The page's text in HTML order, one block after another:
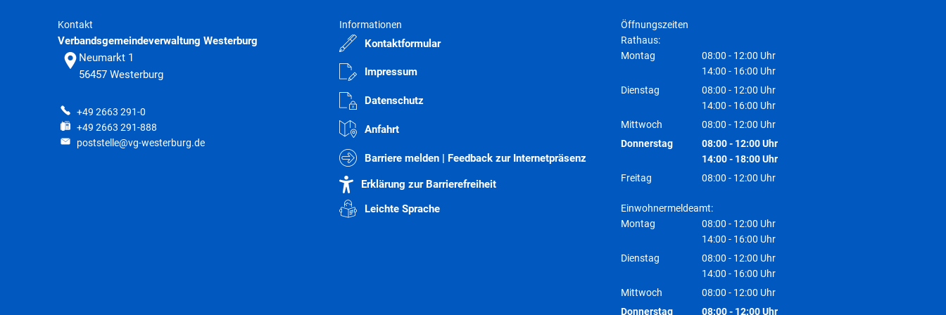
Elektronische Dokumente / Widersprüche
Aktuelle Förderungen
Sonstige Formulare & Anträge
Terminvergabe
Kontakt
Verbandsgemeindeverwaltung Westerburg
Neumarkt 1
56457 Westerburg
+49 2663 291-0
+49 2663 291-888
poststelle@vg-westerburg.de
Informationen
Kontaktformular
Impressum
Datenschutz
Anfahrt
Barriere melden | Feedback zur Internetpräsenz
Erklärung zur Barrierefreiheit
Leichte Sprache
Öffnungszeiten
Rathaus:
Montag
08:00 - 12:00 Uhr
Von 08:00 bis 12:00 Uhr
14:00 - 16:00 Uhr
Von 14:00 bis 16:00 Uhr
Dienstag 08:00 - 12:00 Uhr
Von 08:00 bis 12:00 Uhr
14:00 - 16:00 Uhr
Von 14:00 bis 16:00 Uhr
Mittwoch 08:00 - 12:00 Uhr
Von 08:00 bis 12:00 Uhr
Donnerstag 08:00- 12:00Uhr
Von 08:00 bis 12:00 Uhr
14:00- 18:00Uhr
Von 14:00 bis 18:00 Uhr
Freitag 08:00 - 12:00 Uhr
Einwohnermeldeamt:
Montag
08:00 - 12:00 Uhr
Von 08:00 bis 12:00 Uhr
14:00 - 16:00 Uhr
Von 14:00 bis 16:00 Uhr
Dienstag 08:00 - 12:00 Uhr
Von 08:00 bis 12:00 Uhr
14:00 - 16:00 Uhr
Von 14:00 bis 16:00 Uhr
Mittwoch 08:00 - 12:00 Uhr
Von 08:00 bis 12:00 Uhr
Donnerstag 08:00- 12:00Uhr